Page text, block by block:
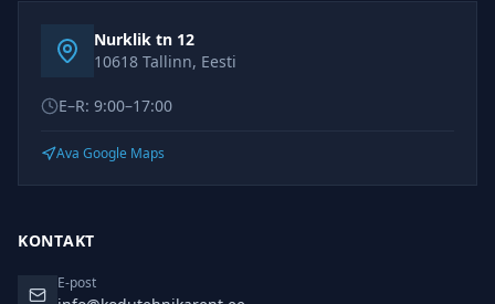
Nurklik tn 12
10618 Tallinn, Eesti
E–R: 9:00–17:00
Ava Google Maps
KONTAKT
E-post